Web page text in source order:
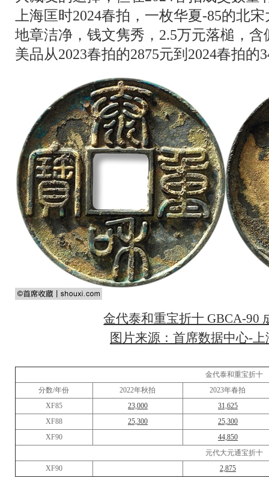
上海匡时2024春拍，一枚华夏-85的北
地章洁净，钱文隽秀，2.5万元落槌，
美品从2023春拍的2875元到2024春拍的
金代泰和重宝折十 GBCA-90
图片来源：首席数据中心-
金代泰和重宝折十
分数/年份
2022年秋拍
2023年春拍
XF85
23,000
31,625
XF88
25,300
25,300
XF90
44,850
元代大元通宝折十
XF90
2,875